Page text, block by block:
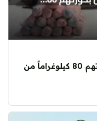
ضبط 3 مهربين إثيوبيين بحوزتهم 80 كيلوغراماً من